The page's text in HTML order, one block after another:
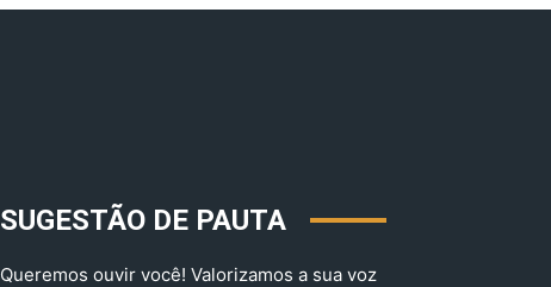
SUGESTÃO DE PAUTA
Queremos ouvir você! Valorizamos a sua voz